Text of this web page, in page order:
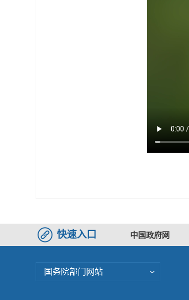
快速入口 中国政府网
国务院部门网站